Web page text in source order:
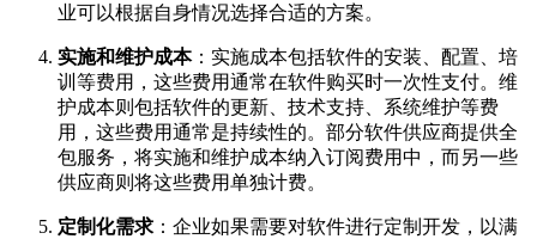
业可以根据自身情况选择合适的方案。
实施和维护成本：实施成本包括软件的安装、配置、培
训等费用，这些费用通常在软件购买时一次性支付。维
护成本则包括软件的更新、技术支持、系统维护等费
用，这些费用通常是持续性的。部分软件供应商提供全
包服务，将实施和维护成本纳入订阅费用中，而另一些
供应商则将这些费用单独计费。
定制化需求 ：企业如果需要对软件进行定制开发，以满